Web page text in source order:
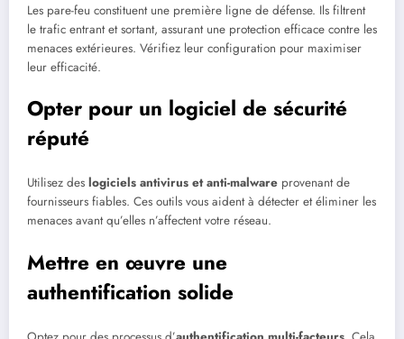
Les pare-feu constituent une première ligne de défense. Ils filtrent
le trafic entrant et sortant, assurant une protection efficace contre les
menaces extérieures. Vérifiez leur configuration pour maximiser
leur efficacité.
Opter pour un logiciel de sécurité
réputé
Utilisez des logiciels antivirus et anti-malware provenant de
fournisseurs fiables. Ces outils vous aident à détecter et éliminer les
menaces avant qu’elles n’affectent votre réseau.
Mettre en œuvre une
authentification solide